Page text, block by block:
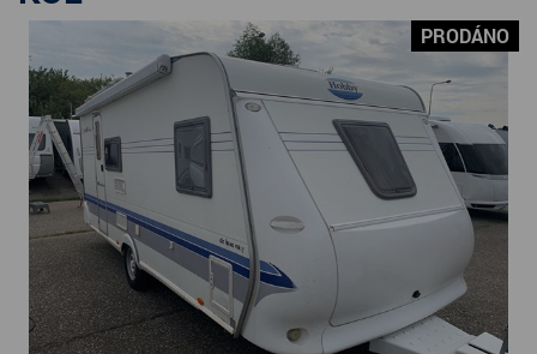
SERVIS KARAVANŮ
PRODÁNO